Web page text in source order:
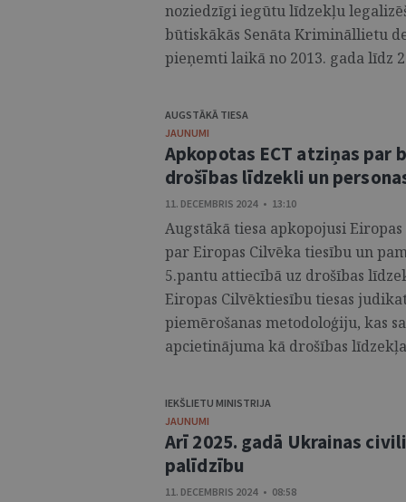
noziedzīgi iegūtu līdzekļu
būtiskākās Senāta Krimināllietu
pieņemti laikā no 2013. gada līdz
AUGSTĀKĀ TIESA
JAUNUMI
Apkopotas ECT atziņas par
drošības līdzekli un
11. DECEMBRIS 2024 • 13:10
Augstākā tiesa apkopojusi
par Eiropas Cilvēka tiesību un
5.pantu attiecībā uz drošības
Eiropas Cilvēktiesību tiesas
piemērošanas metodoloģiju, kas
apcietinājuma kā drošības
IEKŠLIETU MINISTRIJA
JAUNUMI
Arī 2025. gadā Ukrainas
palīdzību
11. DECEMBRIS 2024 • 08:58